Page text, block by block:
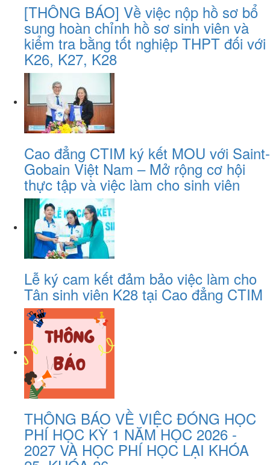
[THÔNG BÁO] Về việc nộp hồ sơ bổ
sung hoàn chỉnh hồ sơ sinh viên và
kiểm tra bằng tốt nghiệp THPT đối với
K26, K27, K28
Cao đẳng CTIM ký kết MOU với Saint-
Gobain Việt Nam – Mở rộng cơ hội
thực tập và việc làm cho sinh viên
Lễ ký cam kết đảm bảo việc làm cho
Tân sinh viên K28 tại Cao đẳng CTIM
THÔNG BÁO VỀ VIỆC ĐÓNG HỌC
PHÍ HỌC KỲ 1 NĂM HỌC 2026 -
2027 VÀ HỌC PHÍ HỌC LẠI KHÓA